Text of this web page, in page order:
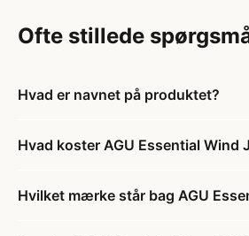
Ofte stillede
Hvad er navnet på produktet?
Hvad koster AGU Essential Wind
Hvilket mærke står bag AGU